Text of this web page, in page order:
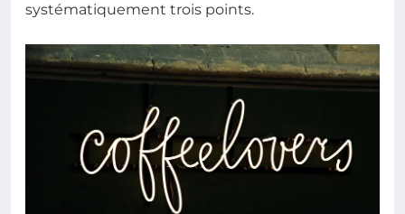
systématiquement trois points.